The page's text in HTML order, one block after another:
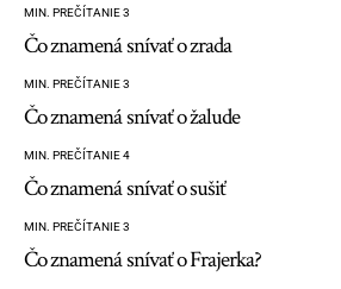
MIN. PREČÍTANIE 3
Čo znamená snívať o zrada
MIN. PREČÍTANIE 3
Čo znamená snívať o žalude
MIN. PREČÍTANIE 4
Čo znamená snívať o sušiť
MIN. PREČÍTANIE 3
Čo znamená snívať o Frajerka?